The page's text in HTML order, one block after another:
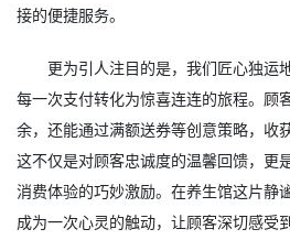
接的便捷服务。
更为引人注目的是，我们匠心独运
每一次支付转化为惊喜连连的旅程。顾
余，还能通过满额送券等创意策略，收
这不仅是对顾客忠诚度的温馨回馈，更
消费体验的巧妙激励。在养生馆这片静
成为一次心灵的触动，让顾客深切感受